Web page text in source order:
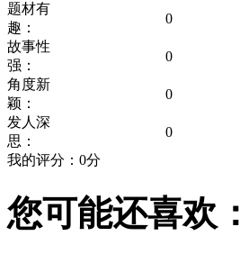
题材有
趣：
0
故事性
强：
0
角度新
颖：
0
发人深
思：
0
我的评分： 0分
您可能还喜欢：